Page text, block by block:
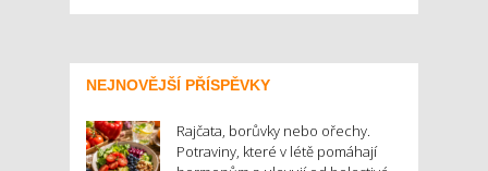
NEJNOVĚJŠÍ PŘÍSPĚVKY
Rajčata, borůvky nebo ořechy.
Potraviny, které v létě pomáhají